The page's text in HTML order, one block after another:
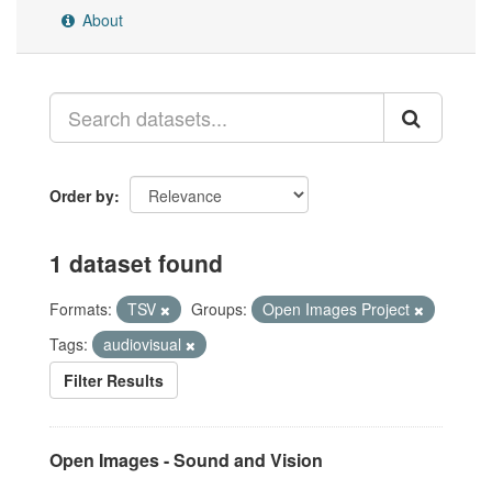
About
Order by
1 dataset found
Formats: TSV Groups:
Open Images Project
Tags:
audiovisual
Filter Results
Open Images - Sound and Vision